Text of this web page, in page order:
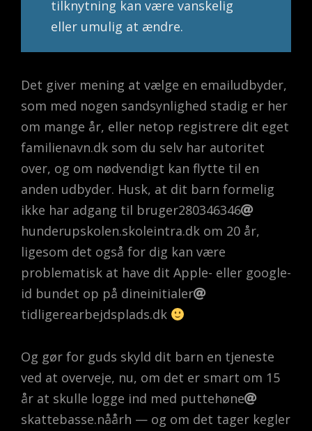
tilknytning kan være vanskelig
eller umulig at ændre.
Det giver mening at vælge en emailudbyder,
som med nogen sandsynlighed stadig er her
om mange år, eller netop registrere dit eget
familienavn.dk som du selv har autoritet
over, og om nødvendigt kan flytte til en
anden udbyder. Husk, at dit barn formelig
ikke har adgang til bruger280346346
hunderupskolen.skoleintra.dk om 20 år,
ligesom det også for dig kan være
problematisk at have dit Apple- eller google-
id bundet op på dineinitialer
tidligerearbejdsplads.dk
Og gør for guds skyld dit barn en tjeneste
ved at overveje, nu, om det er smart om 15
år at skulle logge ind med puttehøne
skattebasse.nåårh — og om det tager kegler